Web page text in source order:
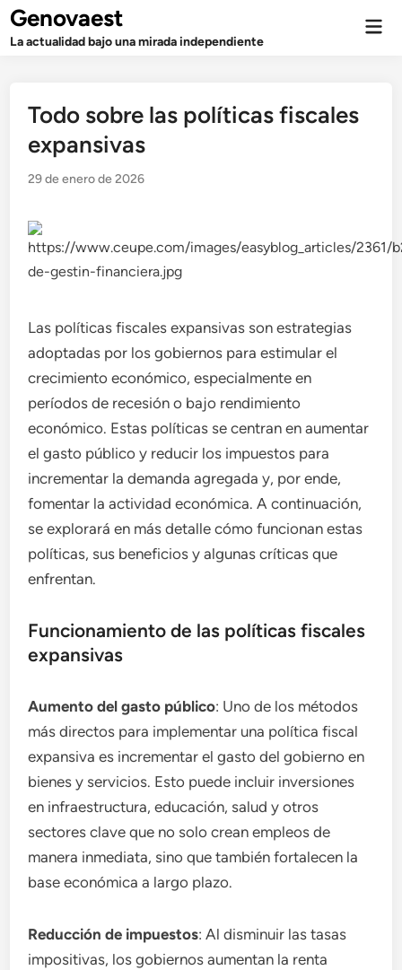
Saltar
contenido
Genovaest
La actualidad bajo una mirada independiente
Todo sobre las políticas fiscales
expansivas
29 de enero de 2026
Las políticas fiscales expansivas son estrategias
adoptadas por los gobiernos para estimular el
crecimiento económico, especialmente en
períodos de recesión o bajo rendimiento
económico. Estas políticas se centran en aumentar
el gasto público y reducir los impuestos para
incrementar la demanda agregada y, por ende,
fomentar la actividad económica. A continuación,
se explorará en más detalle cómo funcionan estas
políticas, sus beneficios y algunas críticas que
enfrentan.
Funcionamiento de las políticas fiscales
expansivas
Aumento del gasto público: Uno de los métodos
más directos para implementar una política fiscal
expansiva es incrementar el gasto del gobierno en
bienes y servicios. Esto puede incluir inversiones
en infraestructura, educación, salud y otros
sectores clave que no solo crean empleos de
manera inmediata, sino que también fortalecen la
base económica a largo plazo.
Reducción de impuestos: Al disminuir las tasas
impositivas, los gobiernos aumentan la renta